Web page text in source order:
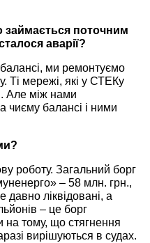
займається поточним
аварії?
балансі, ми ремонтуємо
Ті мережі, які у СТЕКу
Але між нами
чиєму балансі і ними
роботу. Загальний борг
– 58 млн. грн.,
давно ліквідовані, а
– це борг
на тому, що стягнення
вирішуються в судах.